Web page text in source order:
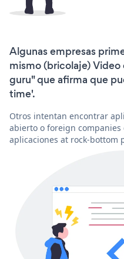
Algunas empresas
mismo (bricolaje)
guru" que afirma que
time'.
Otros intentan encontrar
abierto o foreign
aplicaciones at rock-bottom